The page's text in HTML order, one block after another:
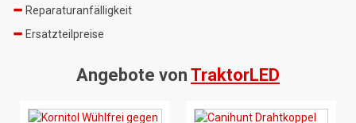
Reparaturanfälligkeit
Ersatzteilpreise
Angebote von TraktorLED